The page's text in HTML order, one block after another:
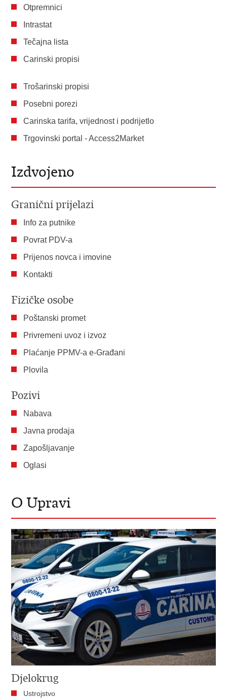
Otpremnici
Intrastat
Tečajna lista
Carinski propisi
Trošarinski propisi
Posebni porezi
Carinska tarifa, vrijednost i podrijetlo
Trgovinski portal - Access2Market
Izdvojeno
Granični prijelazi
Info za putnike
Povrat PDV-a
Prijenos novca i imovine
Kontakti
Fizičke osobe
Poštanski promet
Privremeni uvoz i izvoz
Plaćanje PPMV-a e-Građani
Plovila
Pozivi
Nabava
Javna prodaja
Zapošljavanje
Oglasi
O Upravi
Djelokrug
Ustrojstvo